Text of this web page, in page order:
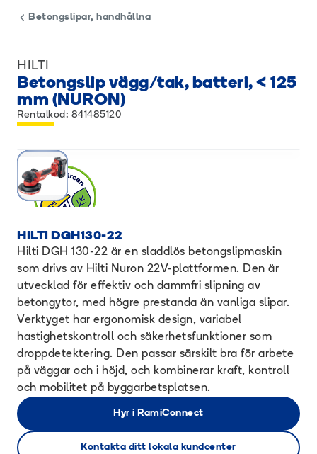
Betongslipar, handhållna
HILTI
Betongslip vägg/tak, batteri, < 125
mm (NURON)
Rentalkod: 841485120
HILTI DGH130-22
Hilti DGH 130-22 är en sladdlös betongslipmaskin
som drivs av Hilti Nuron 22V-plattformen. Den är
utvecklad för effektiv och dammfri slipning av
betongytor, med högre prestanda än vanliga slipar.
Verktyget har ergonomisk design, variabel
hastighetskontroll och säkerhetsfunktioner som
droppdetektering. Den passar särskilt bra för arbete
på väggar och i höjd, och kombinerar kraft, kontroll
och mobilitet på byggarbetsplatsen.
Hyr i RamiConnect
Kontakta ditt lokala kundcenter